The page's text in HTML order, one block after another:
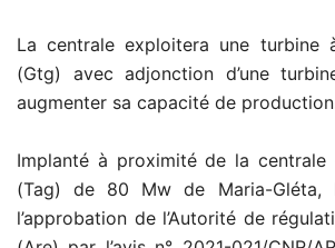
La centrale exploitera une turbine
(Gtg) avec adjonction d’une
augmenter sa capacité de
Implanté à proximité de la
(Tag) de 80 Mw de Maria-
l’approbation de l’Autorité de